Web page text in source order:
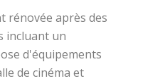
rénovée après des
incluant un
d'équipements
de cinéma et